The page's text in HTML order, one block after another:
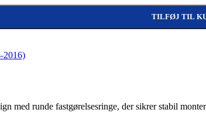
TILFØJ TIL
med runde fastgørelsesringe, der sikrer stabil